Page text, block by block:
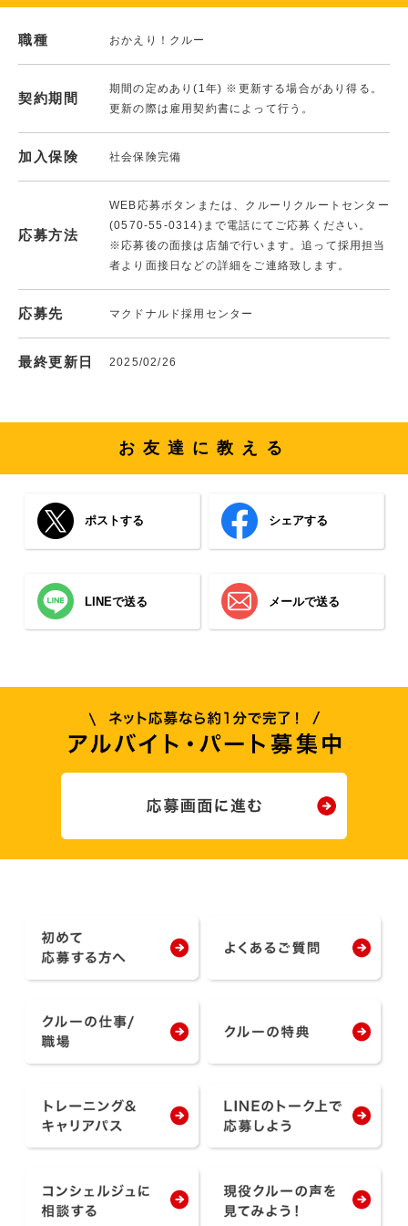
職種 おかえり！クルー
契約期間
期間の定めあり(1年) ※更新する場合があり得る。
更新の際は雇用契約書によって行う。
加入保険 社会保険完備
応募方法
WEB応募ボタンまたは、クルーリクルートセンター
(0570-55-0314)まで電話にてご応募ください。
※応募後の面接は店舗で行います。追って採用担当
者より面接日などの詳細をご連絡致します。
応募先 マクドナルド採用センター
最終更新日 2025/02/26
お友達に教える
ポストする シェアする
LINEで送る メールで送る